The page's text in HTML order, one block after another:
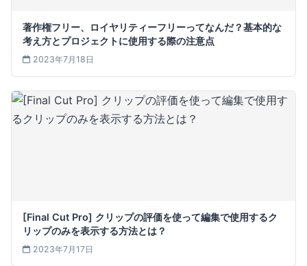
著作権フリー、ロイヤリティーフリーってなんだ？基本的な
考え方とプロジェクトに使用する際の注意点
2023年7月18日
[Final Cut Pro] クリップの評価を使って編集で使用するク
リップのみを表示する方法とは？
2023年7月17日